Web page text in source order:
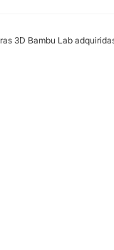
3D Bambu Lab